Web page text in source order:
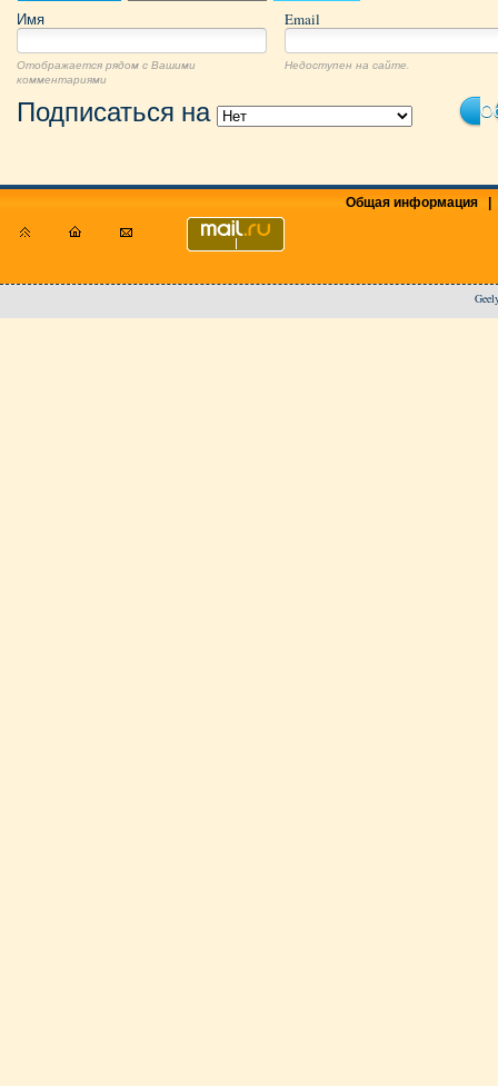
Имя Email
Отображается рядом с Вашими
комментариями
Недоступен на сайте.
Подписаться на
Общая информация